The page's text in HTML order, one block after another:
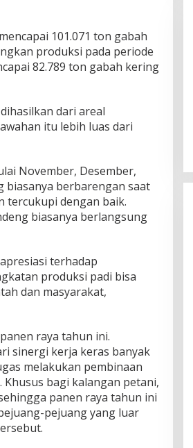
101.071 ton gabah
produksi pada periode
82.789 ton gabah kering
dari areal
itu lebih luas dari
November, Desember,
biasanya berbarengan saat
tercukupi dengan baik.
biasanya berlangsung
terhadap
produksi padi bisa
dan masyarakat,
raya tahun ini.
sinergi kerja keras banyak
melakukan pembinaan
bagi kalangan petani,
panen raya tahun ini
pejuang yang luar
Negara Terima Warga
dan Brevet Korps
Nasional | August 5, 2026